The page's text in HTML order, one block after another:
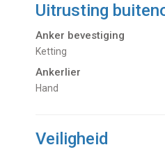
Uitrusting
Anker bevestiging
Ketting
Ankerlier
Hand
Veiligheid